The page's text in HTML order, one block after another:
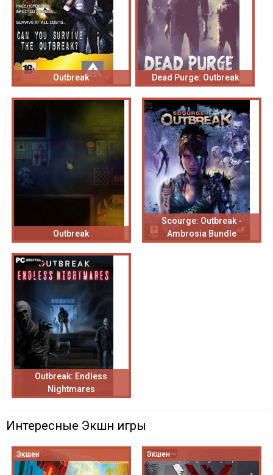
Outbreak Dead Purge: Outbreak
Outbreak
Scourge: Outbreak -
Ambrosia Bundle
Outbreak: Endless
Nightmares
Интересные Экшн игры
Экшен Экшен